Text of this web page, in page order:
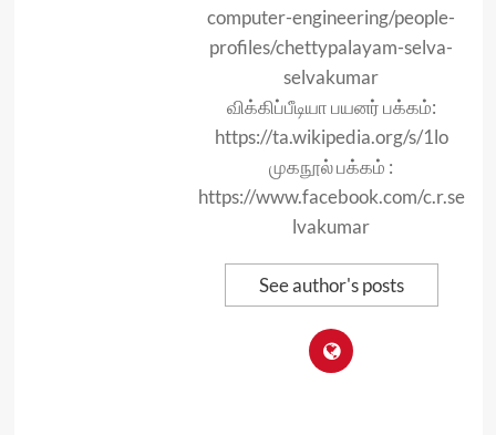
computer-engineering/people-
profiles/chettypalayam-selva-
selvakumar
விக்கிப்பீடியா பயனர் பக்கம்:
https://ta.wikipedia.org/s/1lo
முகநூல் பக்கம் :
https://www.facebook.com/c.r.se
lvakumar
See author's posts